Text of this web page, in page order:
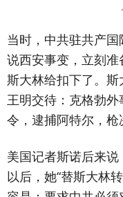
当时，中共驻共产
说西安事变，立刻
斯大林给扣下了。斯
王明交待：克格勃
令，逮捕阿特尔，枪
美国记者斯诺后来
以后，她“替斯大林